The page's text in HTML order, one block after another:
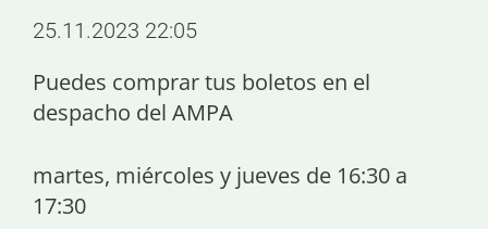
25.11.2023 22:05
Puedes comprar tus boletos en el
despacho del AMPA
martes, miércoles y jueves de 16:30 a
17:30